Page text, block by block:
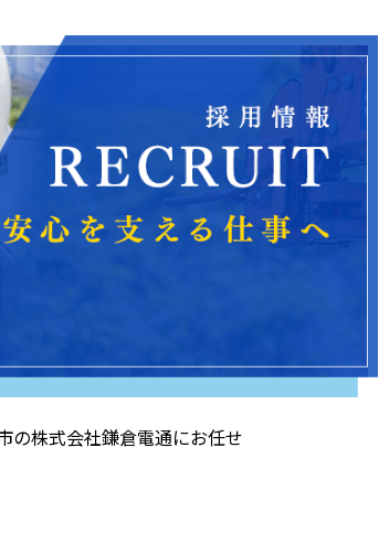
の株式会社鎌倉電通にお任せ